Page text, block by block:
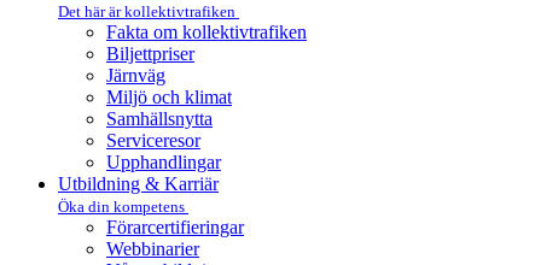
Det här är kollektivtrafiken
Fakta om kollektivtrafiken
Biljettpriser
Järnväg
Miljö och klimat
Samhällsnytta
Serviceresor
Upphandlingar
Utbildning & Karriär
Öka din kompetens
Förarcertifieringar
Webbinarier